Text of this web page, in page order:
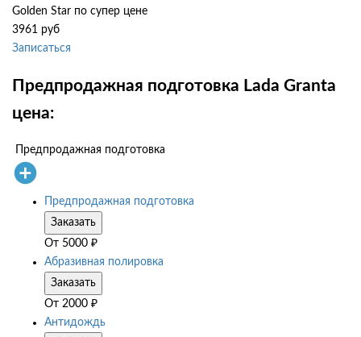
Golden Star по супер цене
3961 руб
Записаться
Предпродажная подготовка Lada Granta
цена:
Предпродажная подготовка
Предпродажная подготовка
Заказать
От 5000 ₽
Абразивная полировка
Заказать
От 2000 ₽
Антидождь